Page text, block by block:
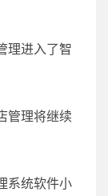
理进入了智
管理将继续
系统软件小